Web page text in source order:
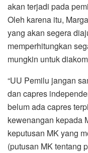
akan terjadi pada
Oleh karena itu,
yang akan segera
memperhitungkan
mungkin untuk
“UU Pemilu jangan
dan capres
belum ada capres
kewenangan kepada
keputusan MK yang
(putusan MK tentang